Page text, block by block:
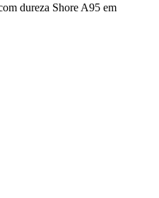
dureza Shore A95 em